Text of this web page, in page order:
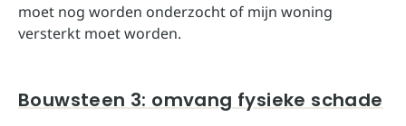
moet nog worden onderzocht of mijn woning
versterkt moet worden.
Bouwsteen 3: omvang fysieke schade